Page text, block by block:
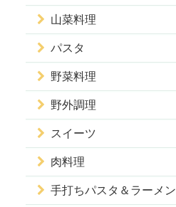
山菜料理
パスタ
野菜料理
野外調理
スイーツ
肉料理
手打ちパスタ＆ラーメン